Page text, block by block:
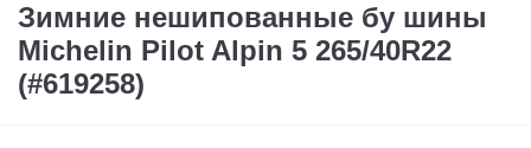
Зимние нешипованные бу шины
Michelin Pilot Alpin 5 265/40R22
(#619258)